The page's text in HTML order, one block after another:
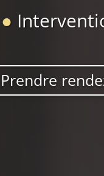
●
Prendre